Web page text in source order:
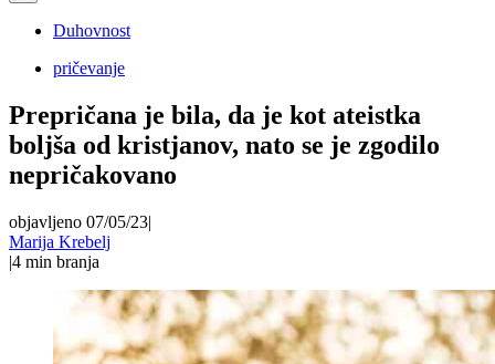
Duhovnost
pričevanje
Prepričana je bila, da je kot ateistka
boljša od kristjanov, nato se je zgodilo
nepričakovano
objavljeno 07/05/23|
Marija Krebelj
|4 min branja